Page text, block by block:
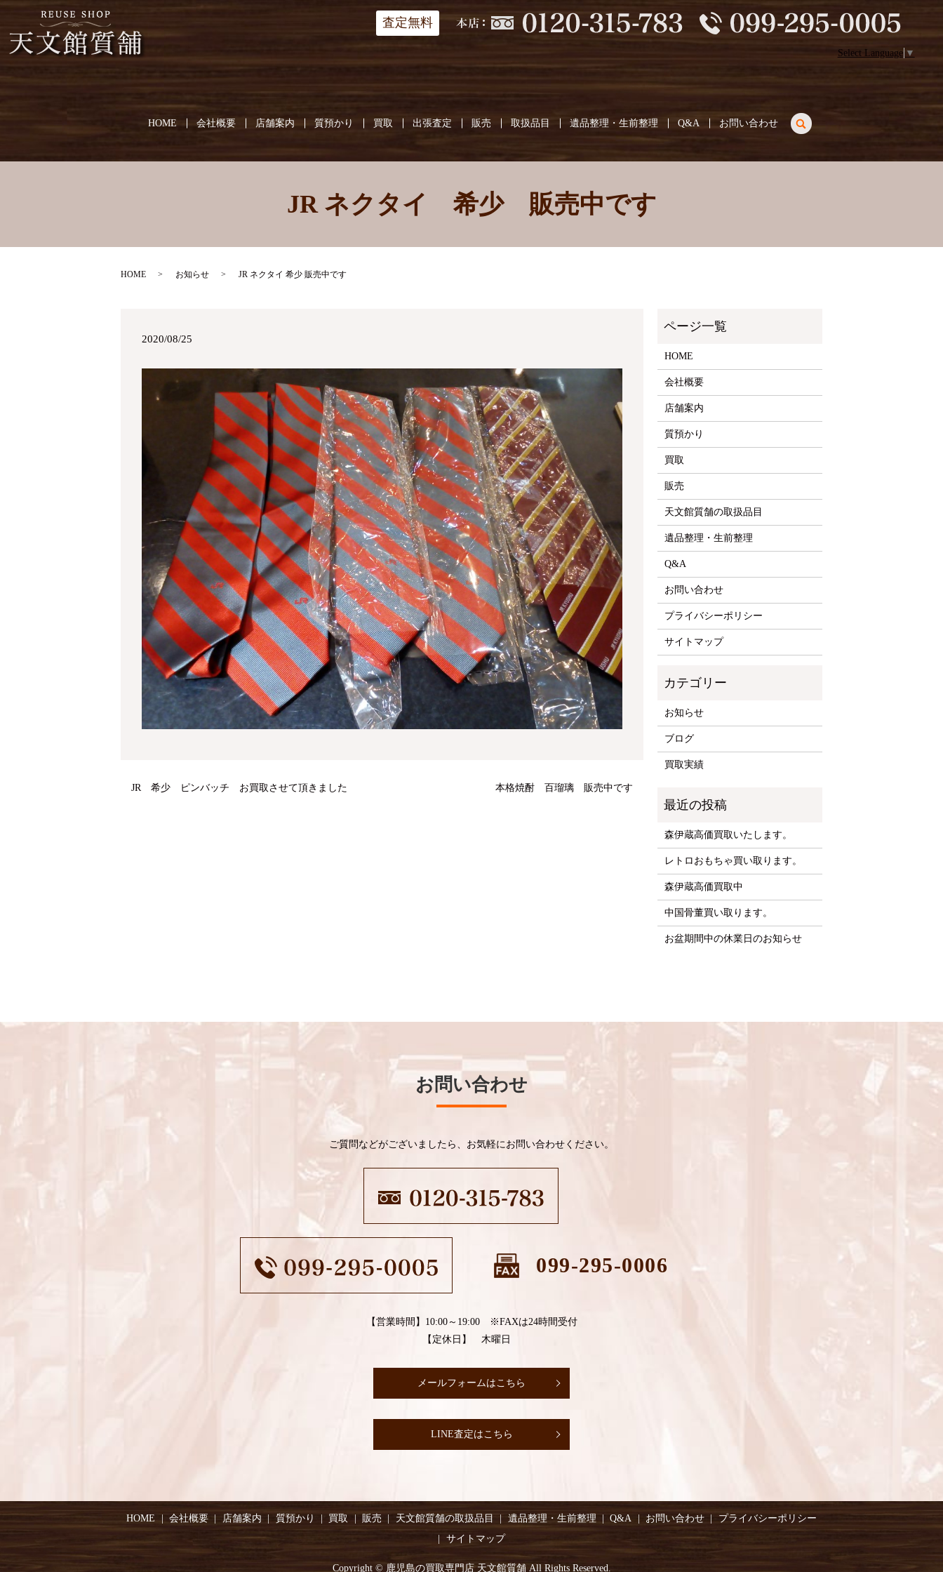
HOME 会社概要 店舗案内 質預かり 買取 出張査定 販売 取扱品目 遺品整理・生前整理 Q&A お問い合わせ search
査定無料
Select Language ▼
JR ネクタイ 希少 販売中です
HOME お知らせ JR ネクタイ 希少 販売中です
2020/08/25
JR 希少 ピンバッチ お買取させて頂きました 本格焼酎 百瑠璃 販売中です
HOME
会社概要
店舗案内
質預かり
買取
販売
天文館質舗の取扱品目
遺品整理・生前整理
Q&A
お問い合わせ
プライバシーポリシー
サイトマップ
お知らせ
ブログ
買取実績
森伊蔵高価買取いたします。
レトロおもちゃ買い取ります。
森伊蔵高価買取中
中国骨董買い取ります。
お盆期間中の休業日のお知らせ
お問い合わせ
ご質問などがございましたら、お気軽にお問い合わせください。
099-295-0006
【営業時間】10:00～19:00 ※FAXは24時間受付
【定休日】 木曜日
メールフォームはこちら
LINE査定はこちら
HOME 会社概要 店舗案内 質預かり 買取 販売 天文館質舗の取扱品目 遺品整理・生前整理 Q&A お問い合わせ
プライバシーポリシー
サイトマップ
Copyright © 鹿児島の買取専門店 天文館質舗 All Rights Reserved.